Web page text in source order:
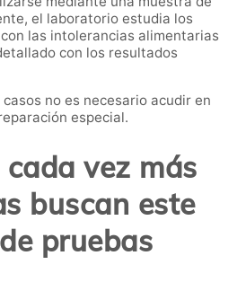
el laboratorio estudia los
las intolerancias alimentarias
con los resultados
no es necesario acudir en
especial.
cada vez más
buscan este
pruebas